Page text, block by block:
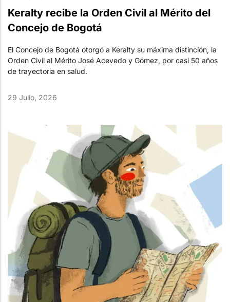
Keralty recibe la Orden Civil al Mérito del
Concejo de Bogotá
El Concejo de Bogotá otorgó a Keralty su máxima distinción, la
Orden Civil al Mérito José Acevedo y Gómez, por casi 50 años
de trayectoria en salud.
29 Julio, 2026